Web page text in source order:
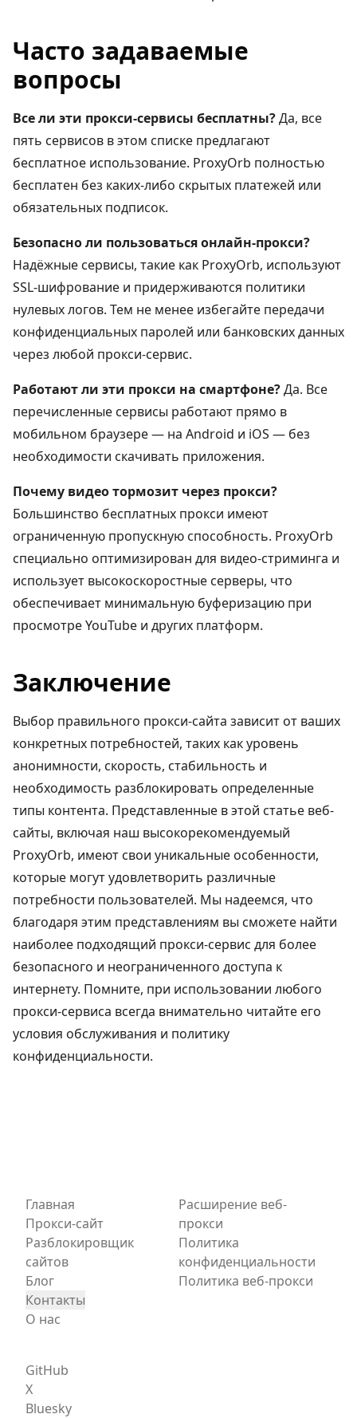
Часто задаваемые
вопросы
Все ли эти прокси-сервисы бесплатны?Да, все
пять сервисов в этом списке предлагают
бесплатное использование. ProxyOrb полностью
бесплатен без каких-либо скрытых платежей или
обязательных подписок.
Безопасно ли пользоваться онлайн-прокси?
Надёжные сервисы, такие как ProxyOrb, используют
SSL-шифрование и придерживаются политики
нулевых логов. Тем не менее избегайте передачи
конфиденциальных паролей или банковских данных
через любой прокси-сервис.
Работают ли эти прокси на смартфоне?Да. Все
перечисленные сервисы работают прямо в
мобильном браузере — на Android и iOS — без
необходимости скачивать приложения.
Почему видео тормозит через прокси?
Большинство бесплатных прокси имеют
ограниченную пропускную способность. ProxyOrb
специально оптимизирован для видео-стриминга и
использует высокоскоростные серверы, что
обеспечивает минимальную буферизацию при
просмотре YouTube и других платформ.
Заключение
Выбор правильного прокси-сайта зависит от ваших
конкретных потребностей, таких как уровень
анонимности, скорость, стабильность и
необходимость разблокировать определенные
типы контента. Представленные в этой статье веб-
сайты, включая наш высокорекомендуемый
ProxyOrb, имеют свои уникальные особенности,
которые могут удовлетворить различные
потребности пользователей. Мы надеемся, что
благодаря этим представлениям вы сможете найти
наиболее подходящий прокси-сервис для более
безопасного и неограниченного доступа к
интернету. Помните, при использовании любого
прокси-сервиса всегда внимательно читайте его
условия обслуживания и политику
конфиденциальности.
Главная
Прокси-сайт
Разблокировщик
сайтов
Блог
Контакты
О нас
Расширение веб-
прокси
Политика
конфиденциальности
Политика веб-прокси
GitHub
X
Bluesky